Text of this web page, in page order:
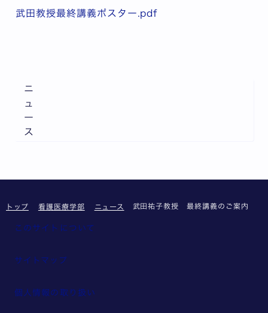
武田教授最終講義ポスター.pdf
ニ
ュ
ー
ス
トップ 看護医療学部 ニュース 武田祐子教授 最終講義のご案内
このサイトについて
サイトマップ
個人情報の取り扱い